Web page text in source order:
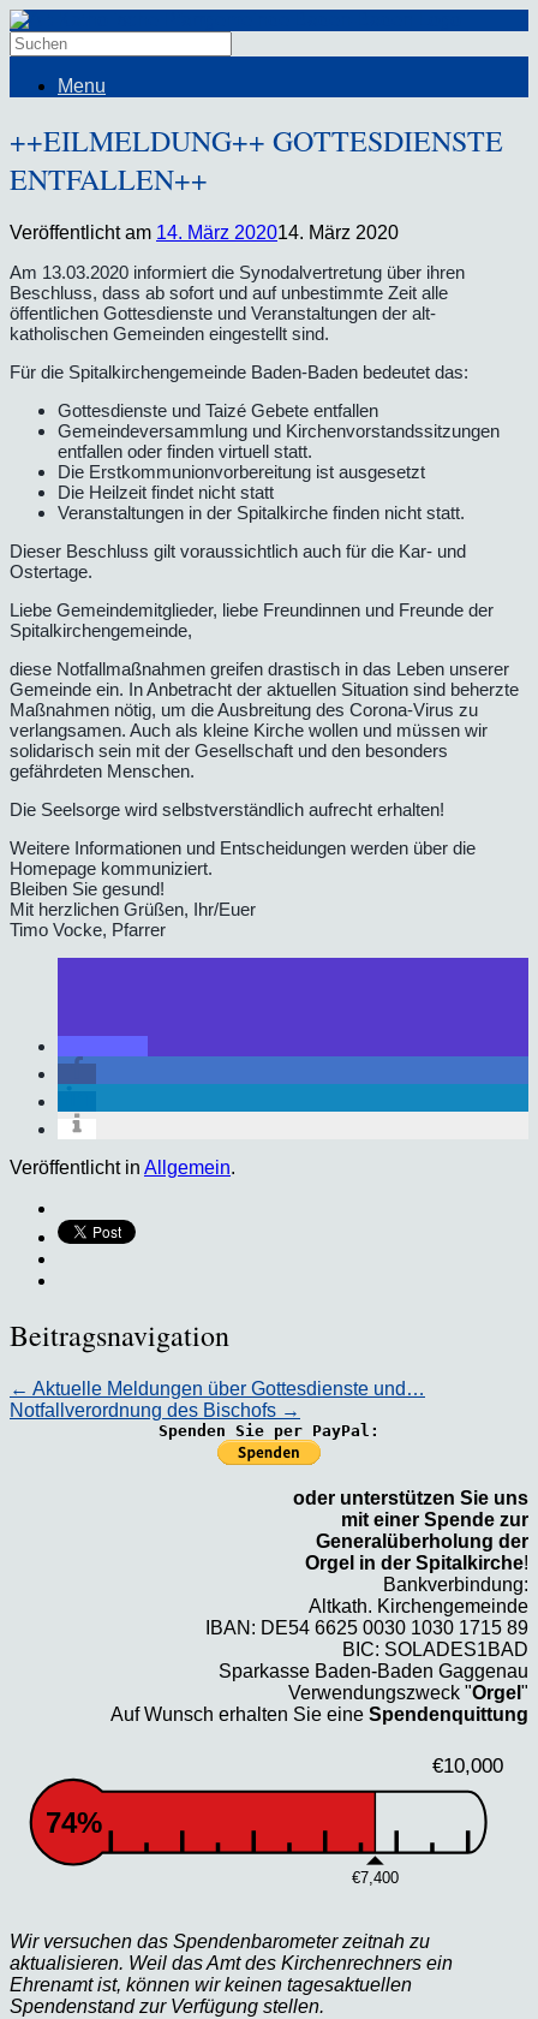
Menu
++EILMELDUNG++ GOTTESDIENSTE
ENTFALLEN++
Veröffentlicht am 14. März 202014. März 2020
Am 13.03.2020 informiert die Synodalvertretung über ihren
Beschluss, dass ab sofort und auf unbestimmte Zeit alle
öffentlichen Gottesdienste und Veranstaltungen der alt-
katholischen Gemeinden eingestellt sind.
Für die Spitalkirchengemeinde Baden-Baden bedeutet das:
Gottesdienste und Taizé Gebete entfallen
Gemeindeversammlung und Kirchenvorstandssitzungen
entfallen oder finden virtuell statt.
Die Erstkommunionvorbereitung ist ausgesetzt
Die Heilzeit findet nicht statt
Veranstaltungen in der Spitalkirche finden nicht statt.
Dieser Beschluss gilt voraussichtlich auch für die Kar- und
Ostertage.
Liebe Gemeindemitglieder, liebe Freundinnen und Freunde der
Spitalkirchengemeinde,
diese Notfallmaßnahmen greifen drastisch in das Leben unserer
Gemeinde ein. In Anbetracht der aktuellen Situation sind beherzte
Maßnahmen nötig, um die Ausbreitung des Corona-Virus zu
verlangsamen. Auch als kleine Kirche wollen und müssen wir
solidarisch sein mit der Gesellschaft und den besonders
gefährdeten Menschen.
Die Seelsorge wird selbstverständlich aufrecht erhalten!
Weitere Informationen und Entscheidungen werden über die
Homepage kommuniziert.
Bleiben Sie gesund!
Mit herzlichen Grüßen, Ihr/Euer
Timo Vocke, Pfarrer
Veröffentlicht in Allgemein.
Beitragsnavigation
← Aktuelle Meldungen über Gottesdienste und…
Notfallverordnung des Bischofs →
Spenden Sie per PayPal:
oder unterstützen Sie uns
mit einer Spende zur
Generalüberholung der
Orgel in der Spitalkirche!
Bankverbindung:
Altkath. Kirchengemeinde
IBAN: DE54 6625 0030 1030 1715 89
BIC: SOLADES1BAD
Sparkasse Baden-Baden Gaggenau
Verwendungszweck "Orgel "
Auf Wunsch erhalten Sie eine Spendenquittung
€10,000
€7,400
74%
Wir versuchen das Spendenbarometer zeitnah zu
aktualisieren. Weil das Amt des Kirchenrechners ein
Ehrenamt ist, können wir keinen tagesaktuellen
Spendenstand zur Verfügung stellen.